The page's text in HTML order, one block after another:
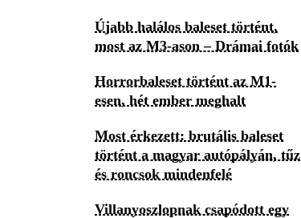
Újabb halálos baleset történt,
most az M3-ason – Drámai fotók
Horrorbaleset történt az M1-
esen, hét ember meghalt
Most érkezett: brutális baleset
történt a magyar autópályán, tűz
és roncsok mindenfelé
Villanyoszlopnak csapódott egy